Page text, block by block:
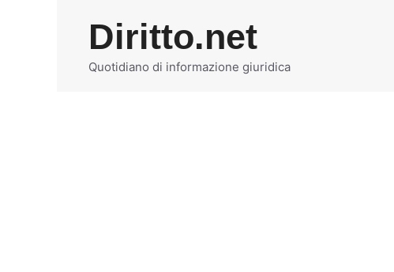
Diritto.net
Quotidiano di informazione giuridica